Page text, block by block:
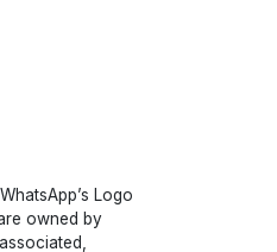
Logo
owned by